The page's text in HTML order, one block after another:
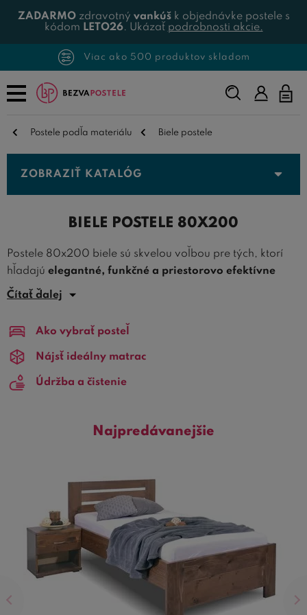
ZADARMOzdravotný vankúšk objednávke postele s
kódom LETO26. Ukázať podrobnosti akcie.
Viac ako 500 produktov skladom
Napíšte,
čo
Postele podľa materiálu Biele postele
ZOBRAZIŤ KATALÓG
BIELE POSTELE 80X200
Postele 80x200 biele sú skvelou voľbou pre tých, ktorí
hľadajú elegantné, funkčné a priestorovo efektívne
riešenie pre svoju spálňu. Biela farba pridáva
rozmer 80x200 cm ponúka dostatok priestoru pre
pohodlný odpočinok, bez zbytočného zaberania miesta v
miestnosti.
Elegantná biela farbaprináša do spálne pocit svetlosti a
dizajnom interiéru a ponúka nekonečné možnosti pre
Rozmer 80x200 cmje ideálny pre jednotlivcov,
poskytujúci dostatok miesta pre pohodlný spánok. Tento
rozmer je tiež skvelou voľbou pre hosťovské izby, detské
izby alebo ako priestorovo úsporné riešenie pre malé
Jednoduchá údržba
bielej farby môže byť prekvapivo
jednoduchá, napriek bežným obavám. Moderné
Čítať ďalej
Ako vybrať posteľ
Nájsť ideálny matrac
Údržba a čistenie
Najpredávanejšie